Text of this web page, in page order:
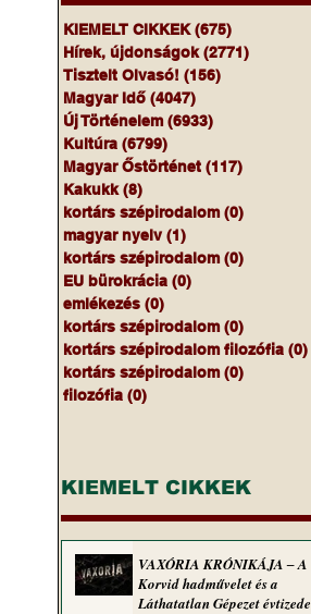
KIEMELT CIKKEK (675)
Hírek, újdonságok (2771)
Tisztelt Olvasó! (156)
Magyar Idő (4047)
Új Történelem (6933)
Kultúra (6799)
Magyar Őstörténet (117)
Kakukk (8)
kortárs szépirodalom (0)
magyar nyelv (1)
kortárs szépirodalom (0)
EU bürokrácia (0)
emlékezés (0)
kortárs szépirodalom (0)
kortárs szépirodalom filozófia (0)
kortárs szépirodalom (0)
filozófia (0)
KIEMELT CIKKEK
VAXÓRIA KRÓNIKÁJA ‒ A
Korvid hadművelet és a
Láthatatlan Gépezet évtizede